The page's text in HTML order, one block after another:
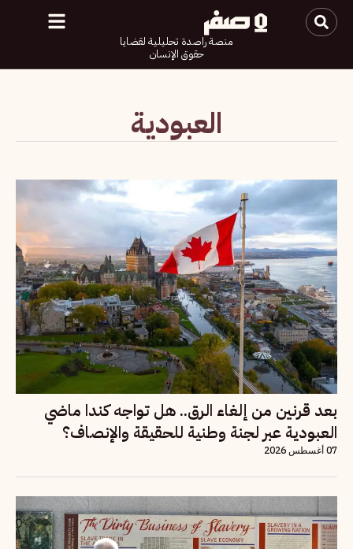
منصة راصدة تحليلية لقضايا
حقوق الإنسان
العبودية
بعد قرنين من إلغاء الرق.. هل تواجه كندا ماضي
العبودية عبر لجنة وطنية للحقيقة والإنصاف؟
07 أغسطس 2026